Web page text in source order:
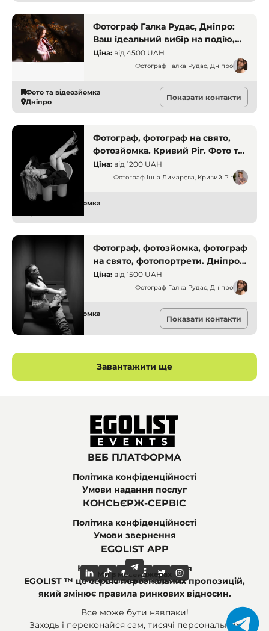
Фотограф Галка Рудас, Дніпро:
Ваш ідеальний вибір на подію,
яку хочеться запам'ятати
Ціна: від 4500 UAH
Фотограф Галка Рудас, Дніпро
Фото та відеозйомка
Дніпро
Показати контакти
Фотограф, фотограф на свято,
фотозйомка. Кривий Ріг. Фото та
відео
Ціна: від 1200 UAH
Фотограф Інна Лимарєва, Кривий Ріг
Фото та відеозйомка
Фотограф, фотозйомка, фотограф
на свято, фотопортрети. Дніпро.
Фото та відео
Ціна: від 1500 UAH
Фотограф Галка Рудас, Дніпро
Фото та відеозйомка
Дніпро
Показати контакти
Завантажити ще
ВЕБ ПЛАТФОРМА
Політика конфіденційності
Умови надання послуг
КОНСЬЄРЖ-СЕРВІС
Політика конфіденційності
Умови звернення
EGOLIST APP
Найпоширеніші питання
Ми в соціальних мережах
Ми в месенджерах
EGOLIST ™ це сервіс персональних пропозицій,
який змінює правила ринкових відносин.
Все може бути навпаки!
Заходь і переконайся сам, тисячі персональних